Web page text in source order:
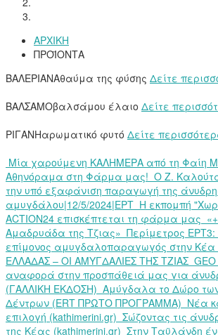
ΑΡΧΙΚΗ
ΠΡΟΪΟΝΤΑ
ΒΑΛΕΡΙΑΝΑθαύμα της φύσης Δείτε
ΒΑΛΣΑΜΟβαλσάμου έλαιο Δείτε
ΡΙΓΑΝΗαρωματικό φυτό Δείτε
Μία χαρούμενη ΚΑΛΗΜΕΡΑ από τη Φαίη
Αθηνόραμα στη Φάρμα μας! Ο Ζ.
την υπό εξαφάνιση παραγωγή της
αμυγδάλου|12/5/2024|ΕΡΤ Η εκπομπή
ACTION24 επισκέπτεται τη φάρμα μας
Αμαδρυάδα της Τζιας» Περίμετρος
επίμονος αμυγδαλοπαραγωγός στην Κέα
ΕΛΛΑΔΑΣ – ΟΙ ΑΜΥΓΔΑΛΙΕΣ ΤΗΣ ΤΖΙΑΣ
αναφορά στην προσπάθειά μας για
(ΓΑΛΛΙΚΗ ΕΚΔΟΣΗ) Αμύγδαλα το Δώρο
Δέντρων (ERT ΠΡΩΤΟ ΠΡΟΓΡΑΜΜΑ) Νέα
επιλογή (kathimerini.gr) Σώζοντας τις
της Κέας (kathimerini.gr) Στην Ταϋλάνδη